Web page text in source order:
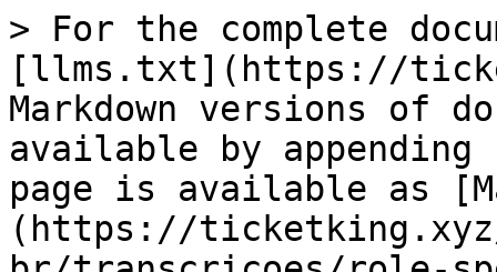
> For the complete
[llms.txt](https://
Markdown versions of
available by
page is available as
(https://